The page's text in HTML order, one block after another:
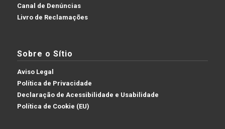
Canal de Denúncias
Livro de Reclamações
Sobre o Sítio
Aviso Legal
Política de Privacidade
Declaração de Acessibilidade e Usabilidade
Política de Cookie (EU)